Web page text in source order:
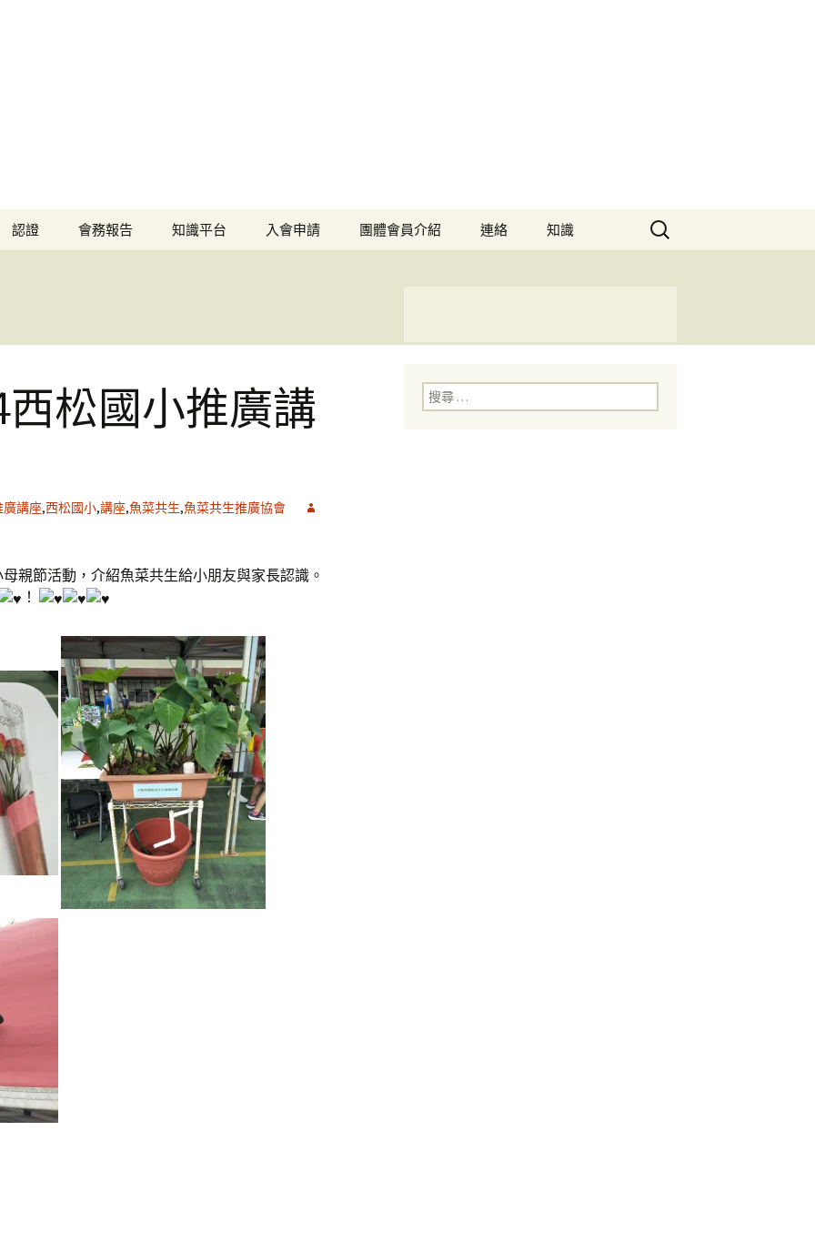
認證 會務報告 知識平台 入會申請 團體會員介紹 連絡 知識
搜
尋：
松國小推廣講
廣講座,西松國小,講座,魚菜共生,魚菜共生推廣協會
親節活動，介紹魚菜共生給小朋友與家長認識。
！
搜
尋